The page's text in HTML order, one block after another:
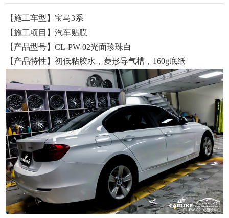
【施工车型】宝马3系
【施工项目】汽车贴膜
【产品型号】CL-PW-02光面珍珠白
【产品特性】初低粘胶水，菱形导气槽，160g底纸